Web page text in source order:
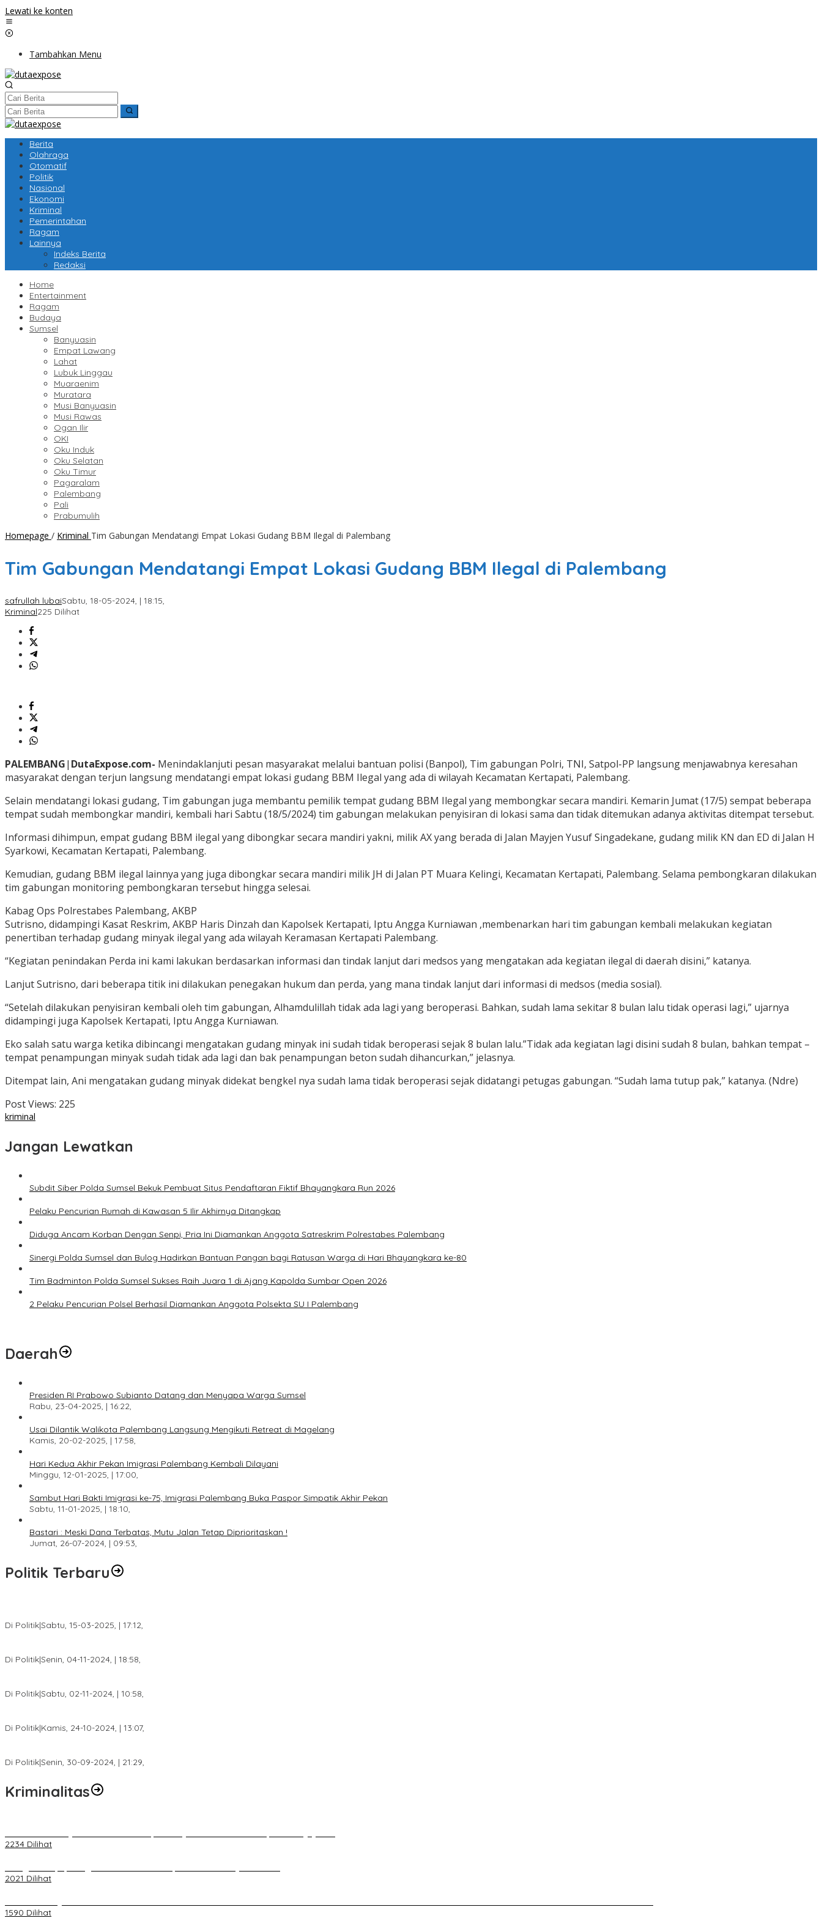
Lewati ke konten
Tambahkan Menu
Berita
Olahraga
Otomatif
Politik
Nasional
Ekonomi
Kriminal
Pemerintahan
Ragam
Lainnya
Indeks Berita
Redaksi
Home
Entertainment
Ragam
Budaya
Sumsel
Banyuasin
Empat Lawang
Lahat
Lubuk Linggau
Muaraenim
Muratara
Musi Banyuasin
Musi Rawas
Ogan Ilir
OKI
Oku Induk
Oku Selatan
Oku Timur
Pagaralam
Palembang
Pali
Prabumulih
Homepage / Kriminal Tim Gabungan Mendatangi Empat Lokasi Gudang BBM Ilegal di Palembang
Tim Gabungan Mendatangi Empat Lokasi Gudang BBM Ilegal di Palembang
safrullah lubaiSabtu, 18-05-2024, | 18:15,
Kriminal225 Dilihat
PALEMBANG| DutaExpose.com- Menindaklanjuti pesan masyarakat melalui bantuan polisi (Banpol), Tim gabungan Polri, TNI, Satpol-PP langsung menjawabnya keresahan
masyarakat dengan terjun langsung mendatangi empat lokasi gudang BBM Ilegal yang ada di wilayah Kecamatan Kertapati, Palembang.
Selain mendatangi lokasi gudang, Tim gabungan juga membantu pemilik tempat gudang BBM Ilegal yang membongkar secara mandiri. Kemarin Jumat (17/5) sempat beberapa
tempat sudah membongkar mandiri, kembali hari Sabtu (18/5/2024) tim gabungan melakukan penyisiran di lokasi sama dan tidak ditemukan adanya aktivitas ditempat tersebut.
Informasi dihimpun, empat gudang BBM ilegal yang dibongkar secara mandiri yakni, milik AX yang berada di Jalan Mayjen Yusuf Singadekane, gudang milik KN dan ED di Jalan H
Syarkowi, Kecamatan Kertapati, Palembang.
Kemudian, gudang BBM ilegal lainnya yang juga dibongkar secara mandiri milik JH di Jalan PT Muara Kelingi, Kecamatan Kertapati, Palembang. Selama pembongkaran dilakukan
tim gabungan monitoring pembongkaran tersebut hingga selesai.
Kabag Ops Polrestabes Palembang, AKBP
Sutrisno, didampingi Kasat Reskrim, AKBP Haris Dinzah dan Kapolsek Kertapati, Iptu Angga Kurniawan ,membenarkan hari tim gabungan kembali melakukan kegiatan
penertiban terhadap gudang minyak ilegal yang ada wilayah Keramasan Kertapati Palembang.
“Kegiatan penindakan Perda ini kami lakukan berdasarkan informasi dan tindak lanjut dari medsos yang mengatakan ada kegiatan ilegal di daerah disini,” katanya.
Lanjut Sutrisno, dari beberapa titik ini dilakukan penegakan hukum dan perda, yang mana tindak lanjut dari informasi di medsos (media sosial).
“Setelah dilakukan penyisiran kembali oleh tim gabungan, Alhamdulillah tidak ada lagi yang beroperasi. Bahkan, sudah lama sekitar 8 bulan lalu tidak operasi lagi,” ujarnya
didampingi juga Kapolsek Kertapati, Iptu Angga Kurniawan.
Eko salah satu warga ketika dibincangi mengatakan gudang minyak ini sudah tidak beroperasi sejak 8 bulan lalu.”Tidak ada kegiatan lagi disini sudah 8 bulan, bahkan tempat –
tempat penampungan minyak sudah tidak ada lagi dan bak penampungan beton sudah dihancurkan,” jelasnya.
Ditempat lain, Ani mengatakan gudang minyak didekat bengkel nya sudah lama tidak beroperasi sejak didatangi petugas gabungan. “Sudah lama tutup pak,” katanya. (Ndre)
Post Views: 225
kriminal
Jangan Lewatkan
Subdit Siber Polda Sumsel Bekuk Pembuat Situs Pendaftaran Fiktif Bhayangkara Run 2026
Pelaku Pencurian Rumah di Kawasan 5 Ilir Akhirnya Ditangkap
Diduga Ancam Korban Dengan Senpi, Pria Ini Diamankan Anggota Satreskrim Polrestabes Palembang
Sinergi Polda Sumsel dan Bulog Hadirkan Bantuan Pangan bagi Ratusan Warga di Hari Bhayangkara ke-80
Tim Badminton Polda Sumsel Sukses Raih Juara 1 di Ajang Kapolda Sumbar Open 2026
2 Pelaku Pencurian Polsel Berhasil Diamankan Anggota Polsekta SU I Palembang
Daerah
Presiden RI Prabowo Subianto Datang dan Menyapa Warga Sumsel
Rabu, 23-04-2025, | 16:22,
Usai Dilantik Walikota Palembang Langsung Mengikuti Retreat di Magelang
Kamis, 20-02-2025, | 17:58,
Hari Kedua Akhir Pekan Imigrasi Palembang Kembali Dilayani
Minggu, 12-01-2025, | 17:00,
Sambut Hari Bakti Imigrasi ke-75, Imigrasi Palembang Buka Paspor Simpatik Akhir Pekan
Sabtu, 11-01-2025, | 18:10,
Bastari : Meski Dana Terbatas, Mutu Jalan Tetap Diprioritaskan !
Jumat, 26-07-2024, | 09:53,
Politik Terbaru
Di Politik|Sabtu, 15-03-2025, | 17:12,
Di Politik|Senin, 04-11-2024, | 18:58,
Di Politik|Sabtu, 02-11-2024, | 10:58,
Di Politik|Kamis, 24-10-2024, | 13:07,
Di Politik|Senin, 30-09-2024, | 21:29,
Kriminalitas
2234 Dilihat
2021 Dilihat
1590 Dilihat